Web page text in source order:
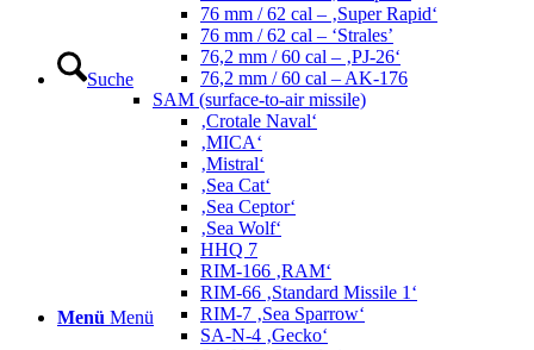
Suche
Menü Menü
76 mm / 62 cal – ‚Super Rapid‘
76 mm / 62 cal – ‘Strales’
76,2 mm / 60 cal – ‚PJ-26‘
76,2 mm / 60 cal – AK-176
SAM (surface-to-air missile)
‚Crotale Naval‘
‚MICA‘
‚Mistral‘
‚Sea Cat‘
‚Sea Ceptor‘
‚Sea Wolf‘
HHQ 7
RIM-166 ‚RAM‘
RIM-66 ‚Standard Missile 1‘
RIM-7 ‚Sea Sparrow‘
SA-N-4 ‚Gecko‘